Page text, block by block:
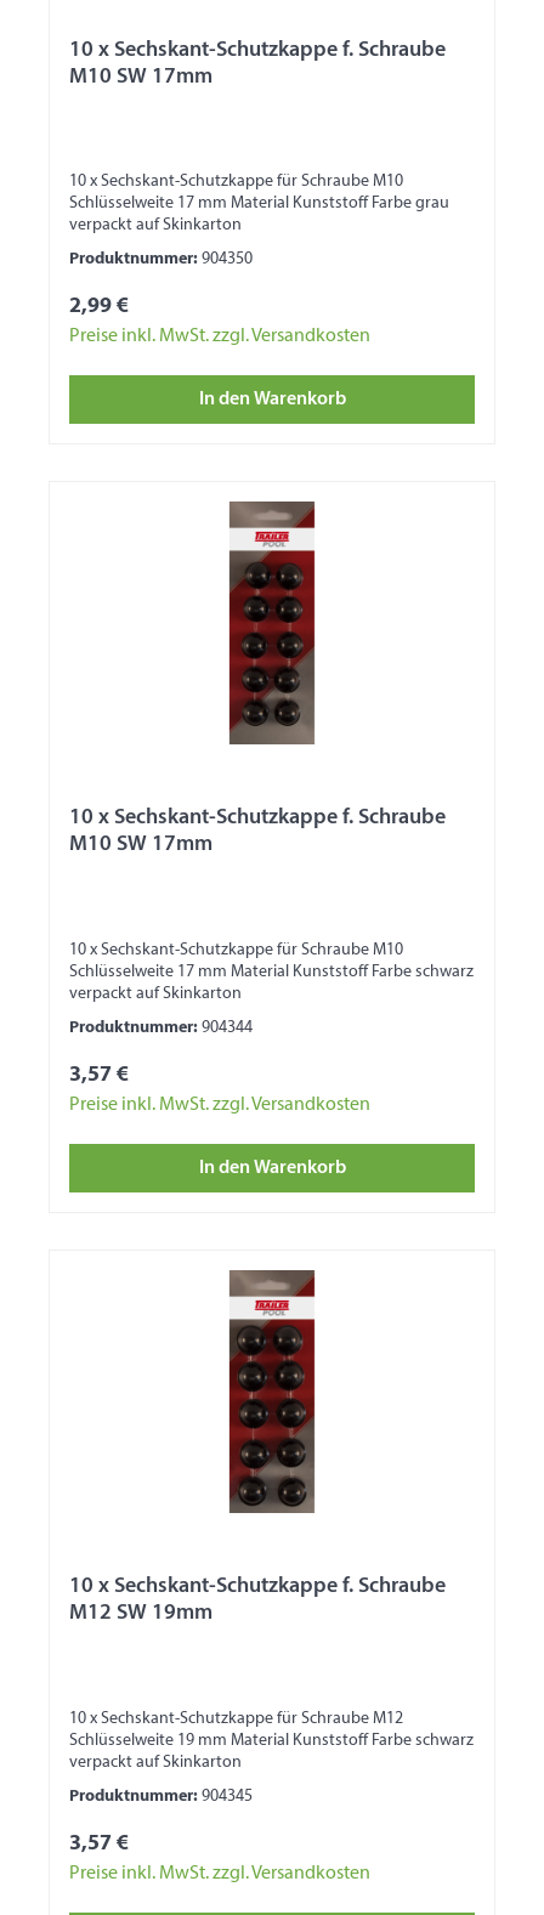
10 x Sechskant-Schutzkappe f. Schraube
M10 SW 17mm
10 x Sechskant-Schutzkappe für Schraube M10
Schlüsselweite 17 mm Material Kunststoff Farbe grau
verpackt auf Skinkarton
Produktnummer: 904350
2,99 €
Preise inkl. MwSt. zzgl. Versandkosten
In den Warenkorb
10 x Sechskant-Schutzkappe f. Schraube
M10 SW 17mm
10 x Sechskant-Schutzkappe für Schraube M10
Schlüsselweite 17 mm Material Kunststoff Farbe schwarz
verpackt auf Skinkarton
Produktnummer: 904344
3,57 €
Preise inkl. MwSt. zzgl. Versandkosten
In den Warenkorb
10 x Sechskant-Schutzkappe f. Schraube
M12 SW 19mm
10 x Sechskant-Schutzkappe für Schraube M12
Schlüsselweite 19 mm Material Kunststoff Farbe schwarz
verpackt auf Skinkarton
Produktnummer: 904345
3,57 €
Preise inkl. MwSt. zzgl. Versandkosten